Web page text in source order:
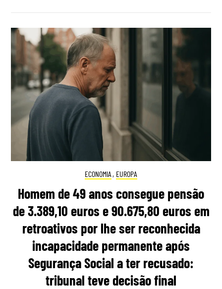
ECONOMIA , EUROPA
Homem de 49 anos consegue pensão
de 3.389,10 euros e 90.675,80 euros em
retroativos por lhe ser reconhecida
incapacidade permanente após
Segurança Social a ter recusado:
tribunal teve decisão final